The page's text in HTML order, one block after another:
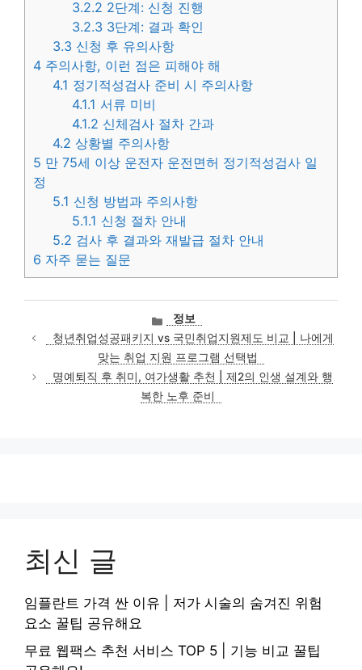
3.2.2 2단계: 신청 진행
3.2.3 3단계: 결과 확인
3.3 신청 후 유의사항
4 주의사항, 이런 점은 피해야 해
4.1 정기적성검사 준비 시 주의사항
4.1.1 서류 미비
4.1.2 신체검사 절차 간과
4.2 상황별 주의사항
5 만 75세 이상 운전자 운전면허 정기적성검사 일
정
5.1 신청 방법과 주의사항
5.1.1 신청 절차 안내
5.2 검사 후 결과와 재발급 절차 안내
6 자주 묻는 질문
카
테
고
리
정보
청년취업성공패키지 vs 국민취업지원제도 비교 | 나에게
맞는 취업 지원 프로그램 선택법
명예퇴직 후 취미, 여가생활 추천 | 제2의 인생 설계와 행
복한 노후 준비
최신 글
임플란트 가격 싼 이유 | 저가 시술의 숨겨진 위험
요소 꿀팁 공유해요
무료 웹팩스 추천 서비스 TOP 5 | 기능 비교 꿀팁